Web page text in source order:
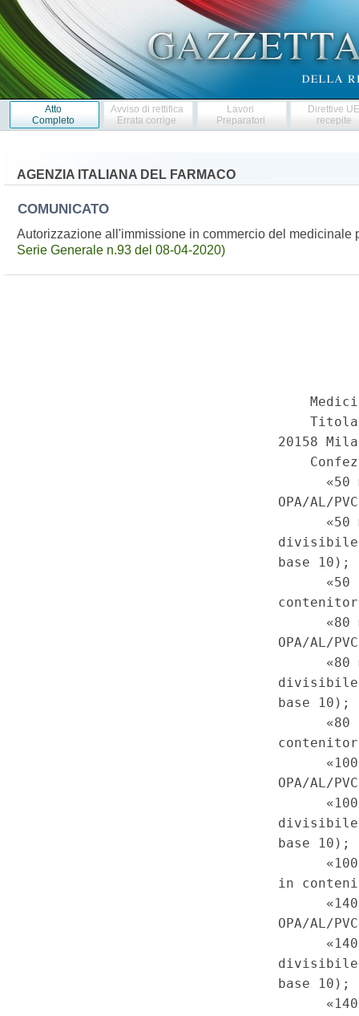
Atto
Completo
Avviso di rettifica
Errata corrige
Lavori
Preparatori
Direttive
recepite
AGENZIA ITALIANA DEL FARMACO
COMUNICATO
Autorizzazione all'immissione in commercio del
Serie Generale n.93 del 08-04-2020)